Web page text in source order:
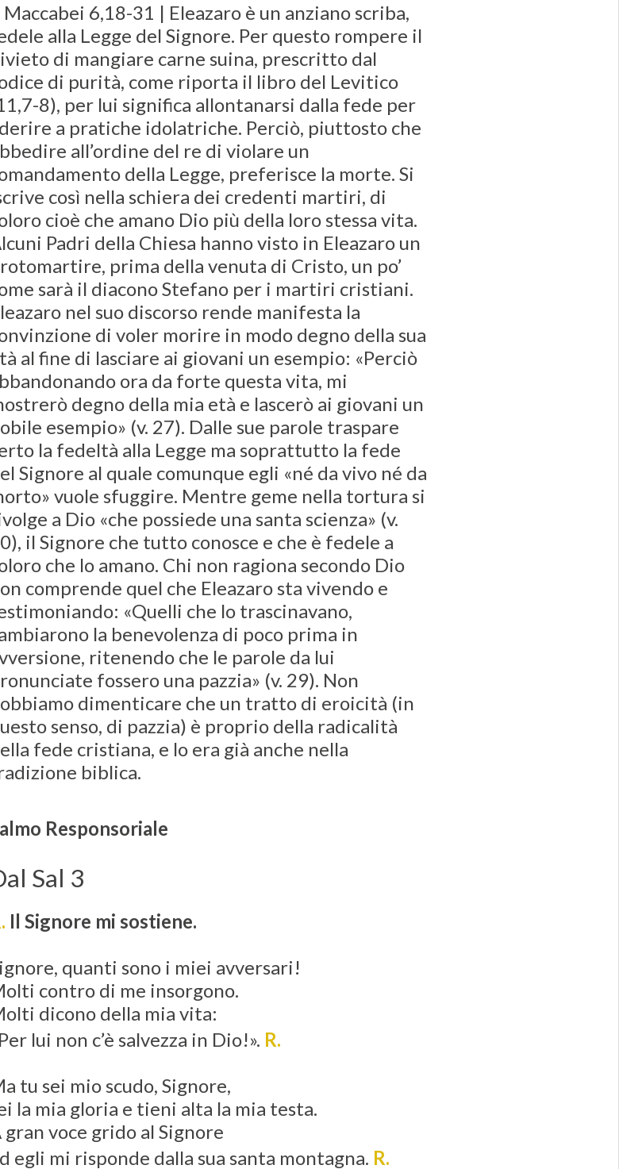
Maccabei 6,18-31 | Eleazaro è un anziano scriba,
alla Legge del Signore. Per questo rompere il
di mangiare carne suina, prescritto dal
di purità, come riporta il libro del Levitico
8), per lui significa allontanarsi dalla fede per
a pratiche idolatriche. Perciò, piuttosto che
all’ordine del re di violare un
della Legge, preferisce la morte. Si
così nella schiera dei credenti martiri, di
cioè che amano Dio più della loro stessa vita.
Padri della Chiesa hanno visto in Eleazaro un
prima della venuta di Cristo, un po’
sarà il diacono Stefano per i martiri cristiani.
nel suo discorso rende manifesta la
di voler morire in modo degno della sua
al fine di lasciare ai giovani un esempio: «Perciò
ora da forte questa vita, mi
degno della mia età e lascerò ai giovani un
esempio» (v. 27). Dalle sue parole traspare
la fedeltà alla Legge ma soprattutto la fede
Signore al quale comunque egli «né da vivo né da
vuole sfuggire. Mentre geme nella tortura si
a Dio «che possiede una santa scienza» (v.
il Signore che tutto conosce e che è fedele a
che lo amano. Chi non ragiona secondo Dio
comprende quel che Eleazaro sta vivendo e
«Quelli che lo trascinavano,
la benevolenza di poco prima in
ritenendo che le parole da lui
fossero una pazzia» (v. 29). Non
dimenticare che un tratto di eroicità (in
senso, di pazzia) è proprio della radicalità
fede cristiana, e lo era già anche nella
biblica.
Responsoriale
Sal 3
Il Signore mi sostiene.
quanti sono i miei avversari!
contro di me insorgono.
dicono della mia vita:
lui non c’è salvezza in Dio!». R.
tu sei mio scudo, Signore,
la mia gloria e tieni alta la mia testa.
gran voce grido al Signore
egli mi risponde dalla sua santa montagna. R.